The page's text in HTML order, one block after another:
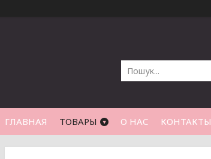
ГЛАВНАЯ ТОВАРЫ О НАС КОНТАКТЫ